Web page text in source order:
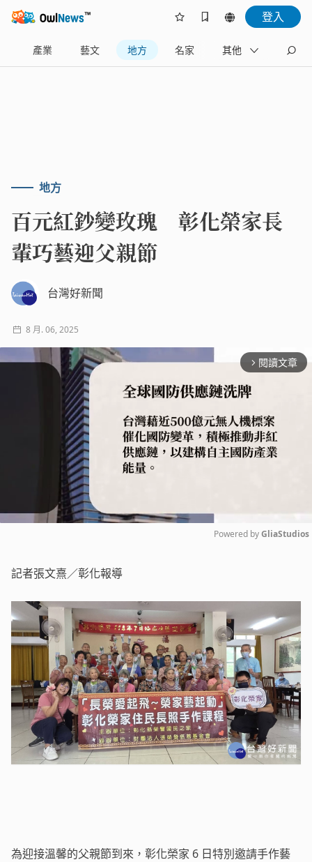
登入
產業 藝文 地方 名家 其他
地方
百元紅鈔變玫瑰 彰化榮家長
輩巧藝迎父親節
台灣好新聞
8 月. 06, 2025
arrow_forward_ios 閱讀文章
Powered by GliaStudios
記者張文熹／彰化報導
為迎接溫馨的父親節到來，彰化榮家 6 日特別邀請手作藝